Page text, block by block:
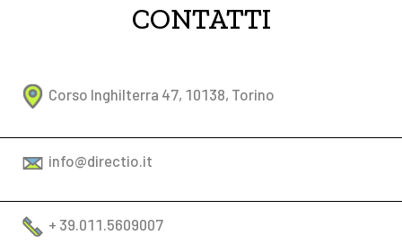
CONTATTI
Corso Inghilterra 47, 10138, Torino
info@directio.it
+ 39.011.5609007